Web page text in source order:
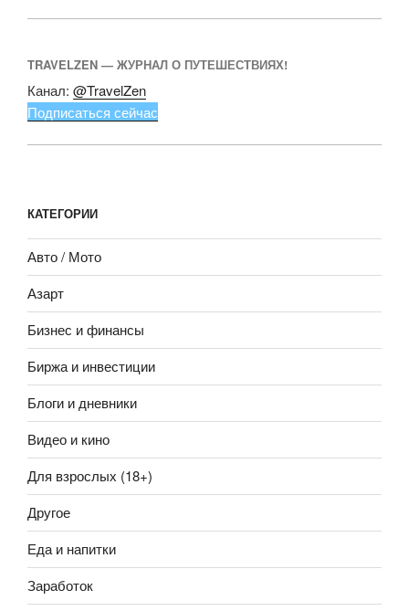
TRAVELZEN — ЖУРНАЛ О ПУТЕШЕСТВИЯХ!
Канал: @TravelZen
Подписаться сейчас
КАТЕГОРИИ
Авто / Мото
Азарт
Бизнес и финансы
Биржа и инвестиции
Блоги и дневники
Видео и кино
Для взрослых (18+)
Другое
Еда и напитки
Заработок